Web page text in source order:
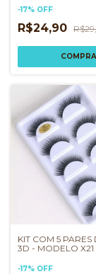
-17% OFF
R$24,90
KIT COM 5 PARES
3D - MODELO X21
-17% OFF